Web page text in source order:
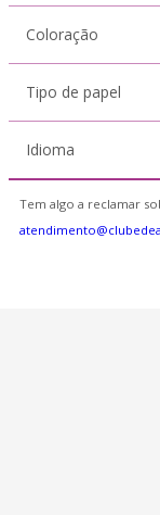
Coloração
Tipo de papel
Idioma
Tem algo a reclamar